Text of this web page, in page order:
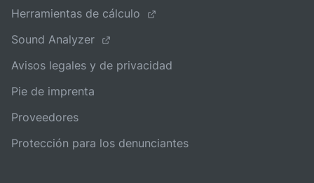
Herramientas de cálculo
Sound Analyzer
Avisos legales y de privacidad
Pie de imprenta
Proveedores
Protección para los denunciantes